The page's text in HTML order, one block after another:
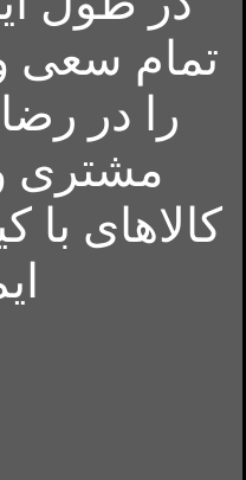
تمام سعی
را در
مشتری
کالاهای با